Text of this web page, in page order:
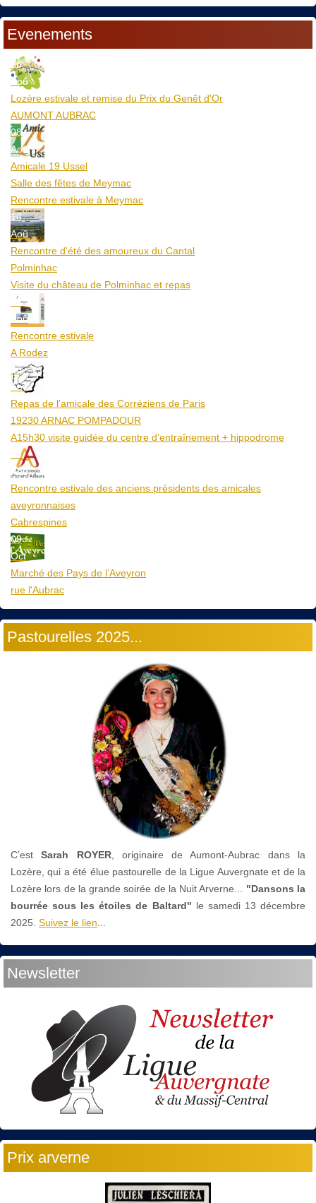
Evenements
06
Aoû
Lozère estivale et remise du Prix du Genêt d'Or
AUMONT AUBRAC
08
Aoû
Amicale 19 Ussel
Salle des fêtes de Meymac
Rencontre estivale à Meymac
10
Aoû
Rencontre d'été des amoureux du Cantal
Polminhac
Visite du château de Polminhac et repas
12
Aoû
Rencontre estivale
A Rodez
23
Aoû
Repas de l'amicale des Corréziens de Paris
19230 ARNAC POMPADOUR
A15h30 visite guidée du centre d’entraînement + hippodrome
25
Aoû
Rencontre estivale des anciens présidents des amicales
aveyronnaises
Cabrespines
09
Oct
Marché des Pays de l’Aveyron
rue l'Aubrac
Pastourelles 2025...
C’estSarah ROYER, originaire de Aumont-Aubrac dans la
Lozère, qui a été élue pastourelle de la Ligue Auvergnate et de la
Lozère lors de la grande soirée de la Nuit Arverne...
"Dansons la
bourrée sous les étoiles de Baltard" le samedi 13 décembre
2025. Suivez le lien
Newsletter
Prix arverne